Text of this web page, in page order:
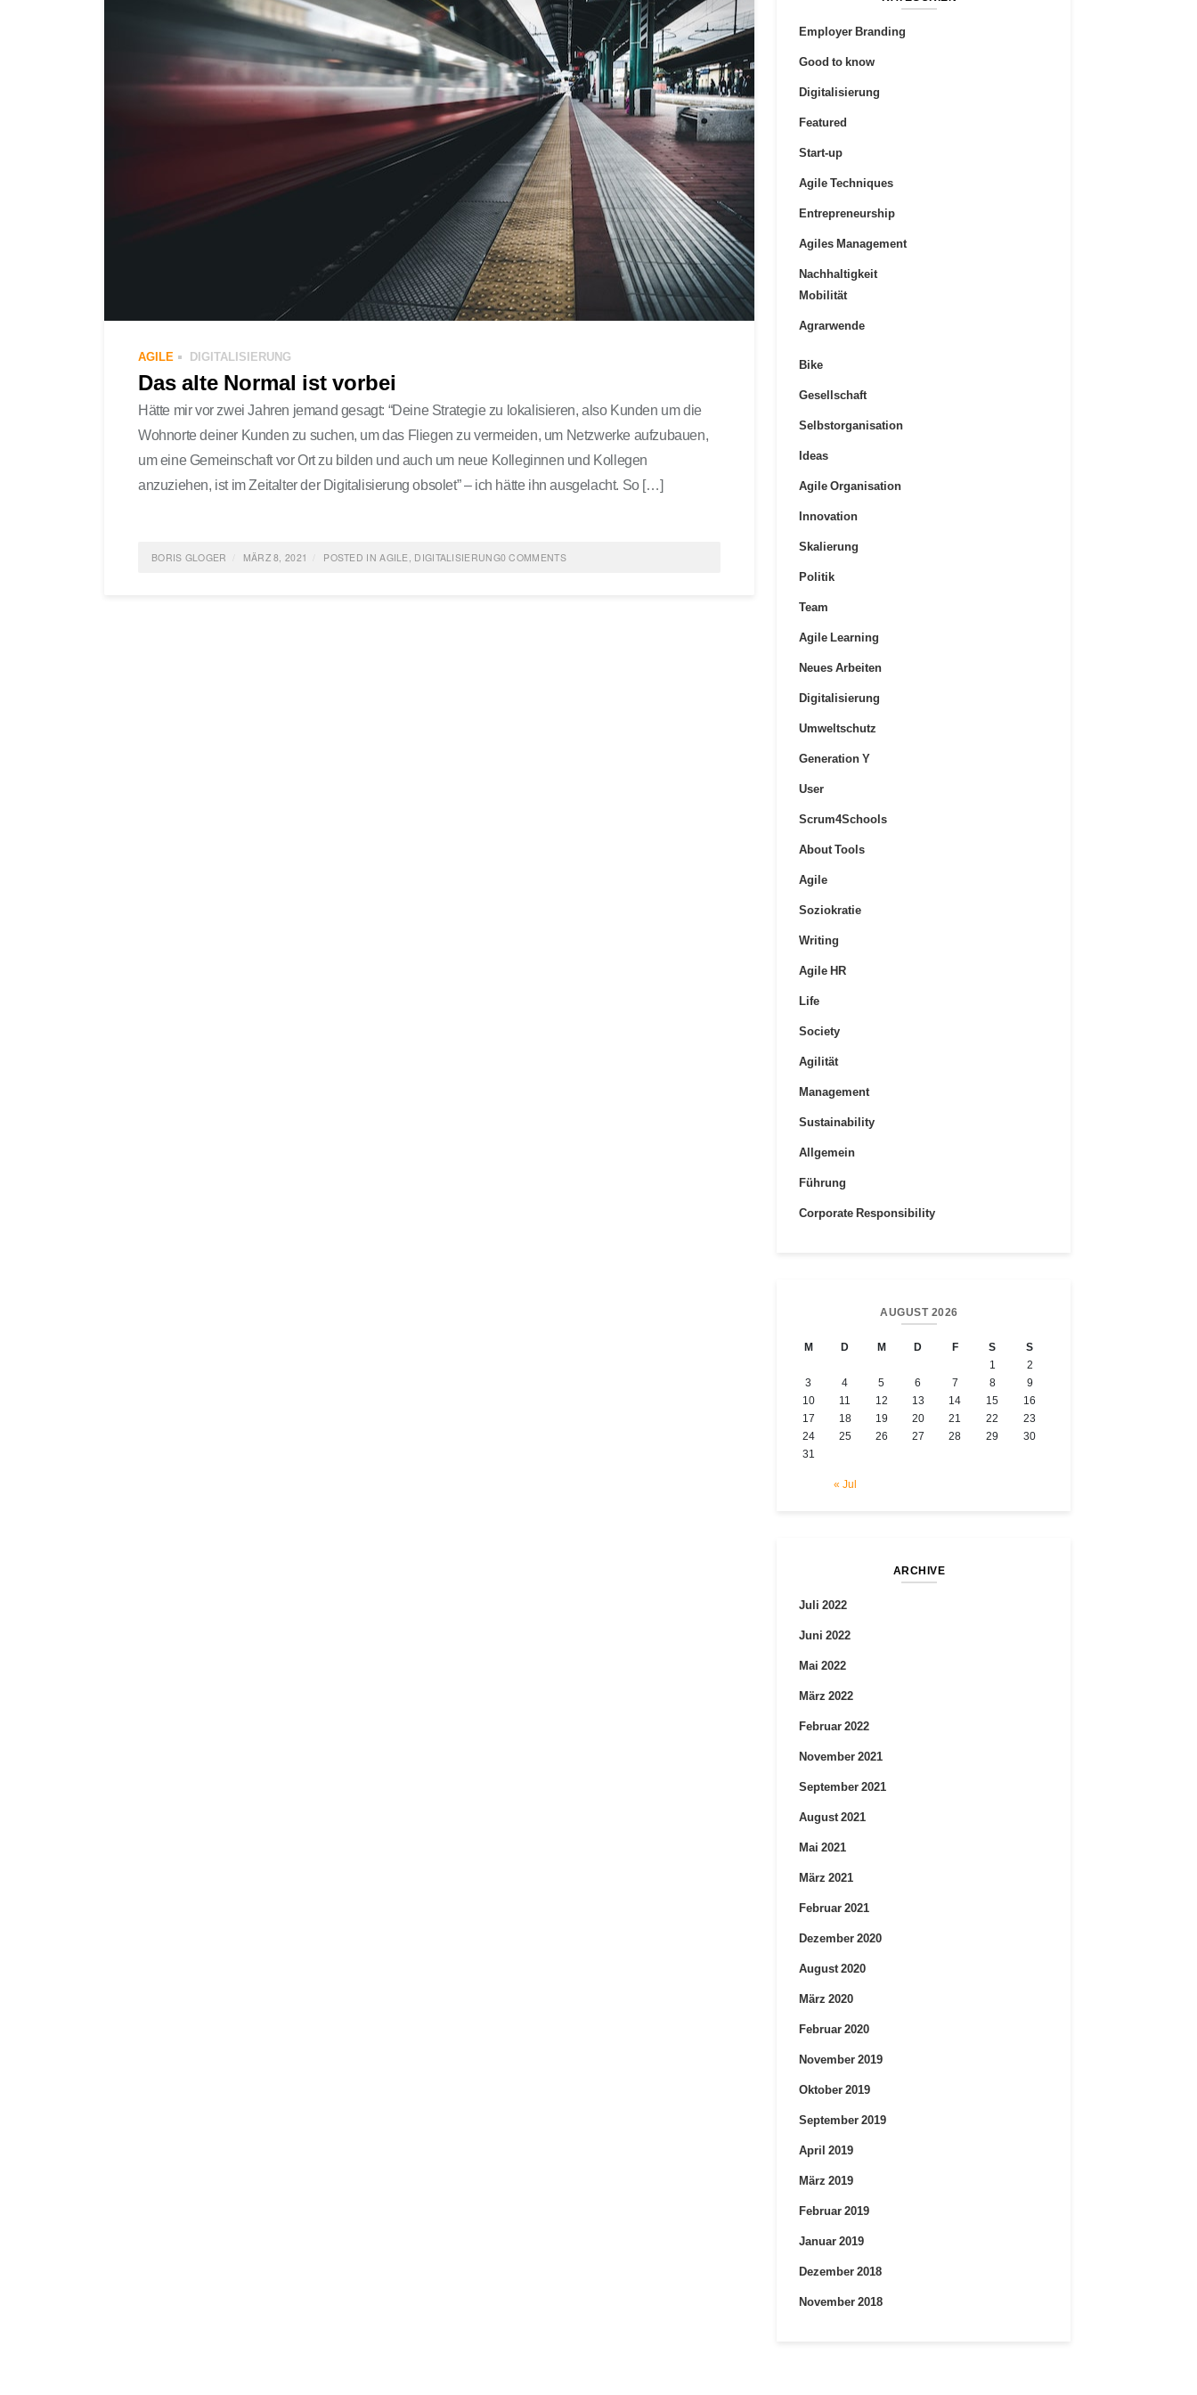
AGILE DIGITALISIERUNG
Das alte Normal ist vorbei
Hätte mir vor zwei Jahren jemand gesagt: “Deine Strategie zu lokalisieren, also Kunden um die
Wohnorte deiner Kunden zu suchen, um das Fliegen zu vermeiden, um Netzwerke aufzubauen,
um eine Gemeinschaft vor Ort zu bilden und auch um neue Kolleginnen und Kollegen
anzuziehen, ist im Zeitalter der Digitalisierung obsolet” – ich hätte ihn ausgelacht. So […]
BORIS GLOGER MÄRZ 8, 2021 POSTED INAGILE, DIGITALISIERUNG0 COMMENTS
Employer Branding
Good to know
Digitalisierung
Featured
Start-up
Agile Techniques
Entrepreneurship
Agiles Management
Nachhaltigkeit
Mobilität
Agrarwende
Bike
Gesellschaft
Selbstorganisation
Ideas
Agile Organisation
Innovation
Skalierung
Politik
Team
Agile Learning
Neues Arbeiten
Digitalisierung
Umweltschutz
Generation Y
User
Scrum4Schools
About Tools
Agile
Soziokratie
Writing
Agile HR
Life
Society
Agilität
Management
Sustainability
Allgemein
Führung
Corporate Responsibility
AUGUST 2026
M D M D F S S
« Jul
1
2
3
4 5 6 7 8
9
10
11 12 13 14 15
16
17
18 19 20 21 22
23
24
25 26 27 28 29
30
31
ARCHIVE
Juli 2022
Juni 2022
Mai 2022
März 2022
Februar 2022
November 2021
September 2021
August 2021
Mai 2021
März 2021
Februar 2021
Dezember 2020
August 2020
März 2020
Februar 2020
November 2019
Oktober 2019
September 2019
April 2019
März 2019
Februar 2019
Januar 2019
Dezember 2018
November 2018